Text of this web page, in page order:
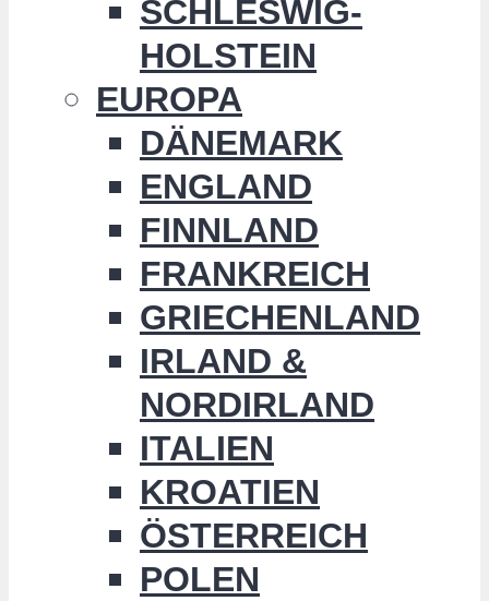
SCHLESWIG-
HOLSTEIN
EUROPA
DÄNEMARK
ENGLAND
FINNLAND
FRANKREICH
GRIECHENLAND
IRLAND &
NORDIRLAND
ITALIEN
KROATIEN
ÖSTERREICH
POLEN